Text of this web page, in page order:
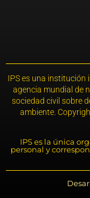
IPS es una institución
agencia mundial de
sociedad civil sobre
ambiente.
IPS es la única
personal y